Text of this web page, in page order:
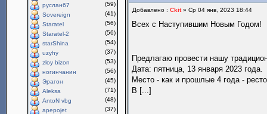
руслан67
(59)
Sovereign
(41)
Staratel
(56)
Staratel-2
(56)
starShina
(54)
uzyhy
(37)
zloy bizon
(53)
ногинчанин
(56)
Эрагон
(45)
Aleksa
(71)
AntoN vbg
(48)
apepojet
(37)
Добавлено :Ckit» Ср 04 янв, 2023 18:44
Всех с Наступившим Новым Годом!
Предлагаю провести нашу
Дата: пятница, 13 января 2023 года.
Место - как и прошлые 4 года -
В [...]